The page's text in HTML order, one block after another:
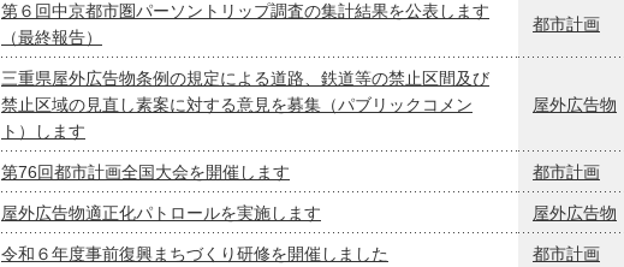
第６回中京都市圏パーソントリップ調査の集計結果を公表します
（最終報告）
都市計画
三重県屋外広告物条例の規定による道路、鉄道等の禁止区間及び
禁止区域の見直し素案に対する意見を募集（パブリックコメン
ト）します
屋外広告物
第76回都市計画全国大会を開催します 都市計画
屋外広告物適正化パトロールを実施します 屋外広告物
令和６年度事前復興まちづくり研修を開催しました 都市計画